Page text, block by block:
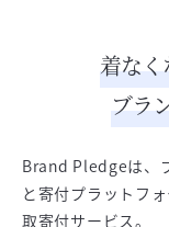
着な
ブラ
Brand Pledgeは、
と寄付プラットフ
取寄付サービス。